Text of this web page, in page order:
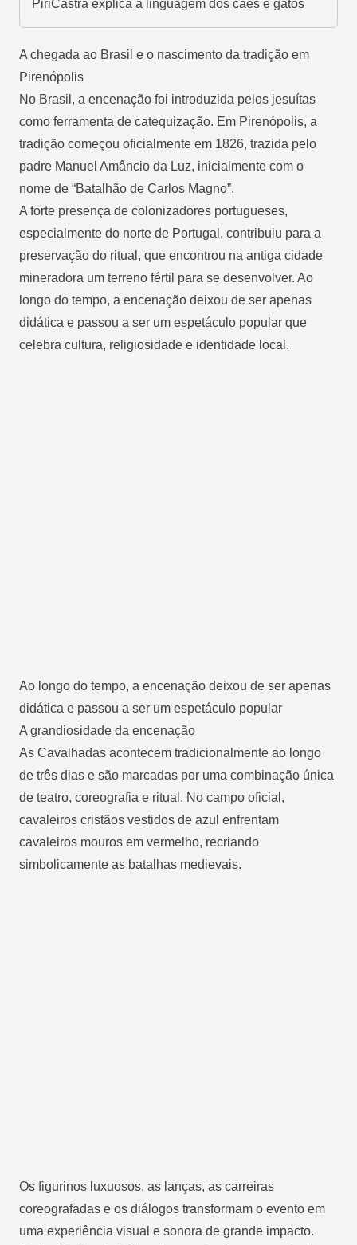
PiriCastra explica a linguagem dos cães e gatos
A chegada ao Brasil e o nascimento da tradição em
Pirenópolis
No Brasil, a encenação foi introduzida pelos jesuítas
como ferramenta de catequização. Em Pirenópolis, a
tradição começou oficialmente em 1826, trazida pelo
padre Manuel Amâncio da Luz, inicialmente com o
nome de “Batalhão de Carlos Magno”.
A forte presença de colonizadores portugueses,
especialmente do norte de Portugal, contribuiu para a
preservação do ritual, que encontrou na antiga cidade
mineradora um terreno fértil para se desenvolver. Ao
longo do tempo, a encenação deixou de ser apenas
didática e passou a ser um espetáculo popular que
celebra cultura, religiosidade e identidade local.
Ao longo do tempo, a encenação deixou de ser apenas
didática e passou a ser um espetáculo popular
A grandiosidade da encenação
As Cavalhadas acontecem tradicionalmente ao longo
de três dias e são marcadas por uma combinação única
de teatro, coreografia e ritual. No campo oficial,
cavaleiros cristãos vestidos de azul enfrentam
cavaleiros mouros em vermelho, recriando
simbolicamente as batalhas medievais.
Os figurinos luxuosos, as lanças, as carreiras
coreografadas e os diálogos transformam o evento em
uma experiência visual e sonora de grande impacto.